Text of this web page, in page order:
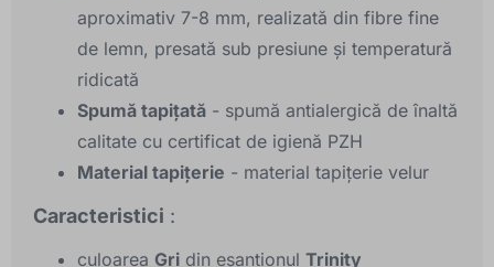
aproximativ 7-8 mm, realizată din fibre fine
de lemn, presată sub presiune și temperatură
ridicată
Spumă tapițată - spumă antialergică de înaltă
calitate cu certificat de igienă PZH
Material tapițerie - material tapițerie velur
Caracteristici :
culoarea Gri din eșantionul Trinity